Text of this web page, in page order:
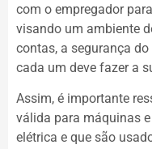
com o empregador
visando um ambiente
contas, a segurança
cada um deve fazer a
Assim, é importante
válida para máquinas
elétrica e que são